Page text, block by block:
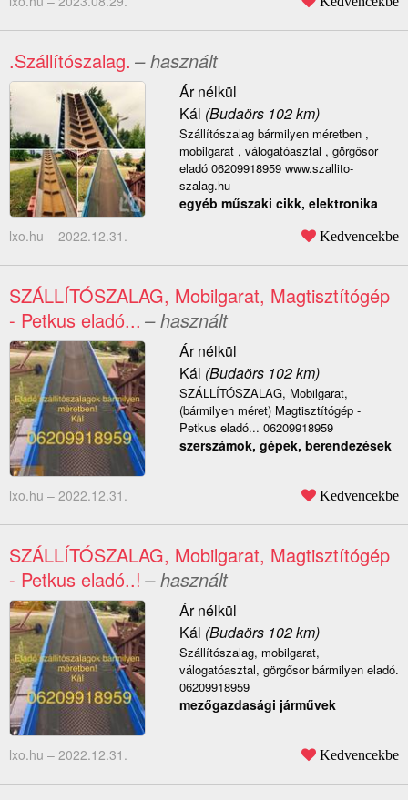
.Szállítószalag. – használt
Ár nélkül
Kál (Budaörs 102 km)
Szállítószalag bármilyen méretben ,
mobilgarat , válogatóasztal , görgősor
eladó 06209918959 www.szallito-
szalag.hu
egyéb műszaki cikk, elektronika
lxo.hu – 2022.12.31. Kedvencekbe
SZÁLLÍTÓSZALAG, Mobilgarat, Magtisztítógép
- Petkus eladó... – használt
Ár nélkül
Kál (Budaörs 102 km)
SZÁLLÍTÓSZALAG, Mobilgarat,
(bármilyen méret) Magtisztítógép -
Petkus eladó... 06209918959
szerszámok, gépek, berendezések
lxo.hu – 2022.12.31. Kedvencekbe
SZÁLLÍTÓSZALAG, Mobilgarat, Magtisztítógép
- Petkus eladó..! – használt
Ár nélkül
Kál (Budaörs 102 km)
Szállítószalag, mobilgarat,
válogatóasztal, görgősor bármilyen eladó.
06209918959
mezőgazdasági járművek
lxo.hu – 2022.12.31. Kedvencekbe